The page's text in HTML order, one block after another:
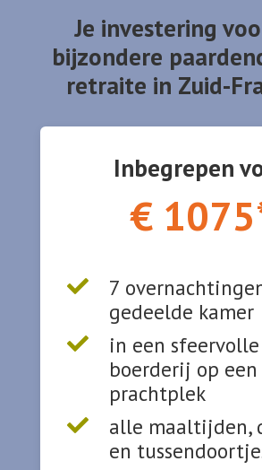
Je investering
bijzondere
retraite in Zuid-
Inbegrepen
€

7
gedeelde kamer

in een sfeervolle
boerderij op een
prachtplek

alle maaltijden,
en